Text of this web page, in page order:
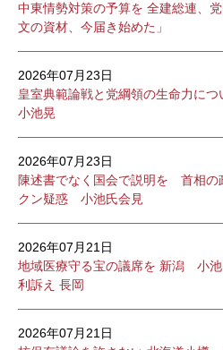
中東情勢対策の予算を 全建総連、
文の資材、今届き始めた」
2026年07月23日
皇室典範論戦と党綱領の生命力に
小池晃
2026年07月23日
陳述書でなく国会で説明を 首相の
クン疑惑 小池氏会見
2026年07月21日
地域医療守る宝の議席を 新潟 小
利訴え 長岡
2026年07月21日